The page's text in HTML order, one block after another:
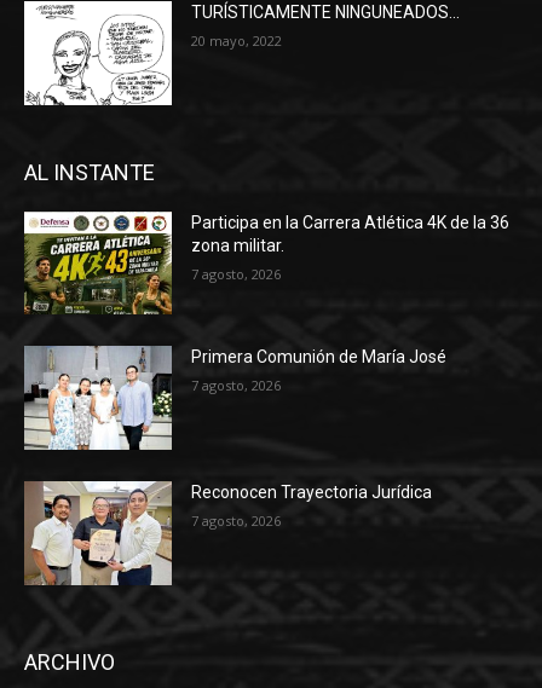
TURÍSTICAMENTE NINGUNEADOS…
20 mayo, 2022
AL INSTANTE
Participa en la Carrera Atlética 4K de la 36
zona militar.
7 agosto, 2026
Primera Comunión de María José
7 agosto, 2026
Reconocen Trayectoria Jurídica
7 agosto, 2026
ARCHIVO